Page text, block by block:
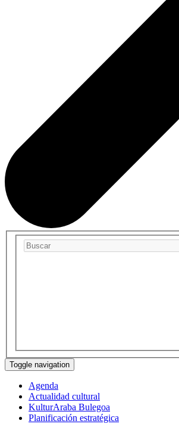
Toggle navigation
Agenda
Actualidad cultural
KulturAraba Bulegoa
Planificación estratégica